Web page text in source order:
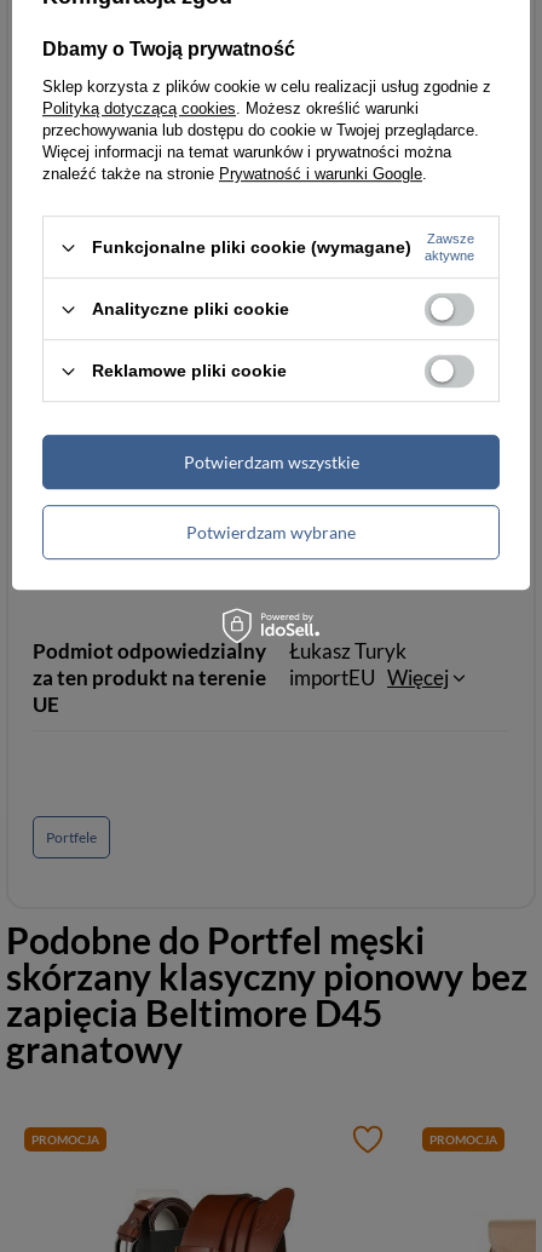
Przegrody na
12
Wewnętrzne
schowki na
dokumenty/kart
2
Ochrona RFID 1
Pudełko 1 zasuwany - pionowy
Przegrody na
Tak
Tak
Parametry
Podmiot odpowiedzialny
za ten produkt na terenie
UE
Łukasz Turyk
importEU Więcej
Portfele
Podobne do Portfel męski
skórzany klasyczny pionowy bez
zapięcia Beltimore D45
granatowy
PROMOCJA PROMOCJA
Dbamy o Twoją prywatność
Sklep korzysta z plików cookie w celu realizacji usług zgodnie z
Polityką dotyczącą cookies. Możesz określić warunki
przechowywania lub dostępu do cookie w Twojej przeglądarce.
Więcej informacji na temat warunków i prywatności można
znaleźć także na stronie Prywatność i warunki Google.
Funkcjonalne pliki cookie (wymagane)
Zawsze
aktywne
Analityczne pliki cookie
Reklamowe pliki cookie
Potwierdzam wybrane
Potwierdzam wszystkie